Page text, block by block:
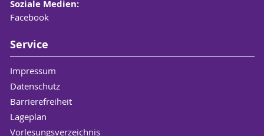
Soziale Medien:
Facebook
Service
Impressum
Datenschutz
Barrierefreiheit
Lageplan
Vorlesungsverzeichnis